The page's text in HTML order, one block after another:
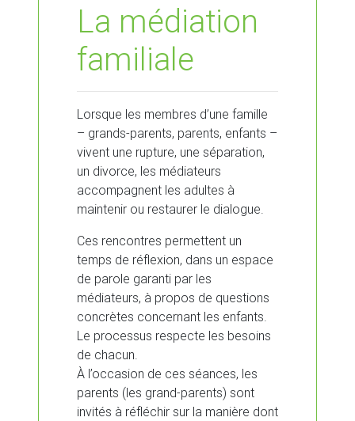
La médiation
familiale
Lorsque les membres d’une famille
– grands-parents, parents, enfants –
vivent une rupture, une séparation,
un divorce, les médiateurs
accompagnent les adultes à
maintenir ou restaurer le dialogue.
Ces rencontres permettent un
temps de réflexion, dans un espace
de parole garanti par les
médiateurs, à propos de questions
concrètes concernant les enfants.
Le processus respecte les besoins
de chacun.
À l’occasion de ces séances, les
parents (les grand-parents) sont
invités à réfléchir sur la manière dont